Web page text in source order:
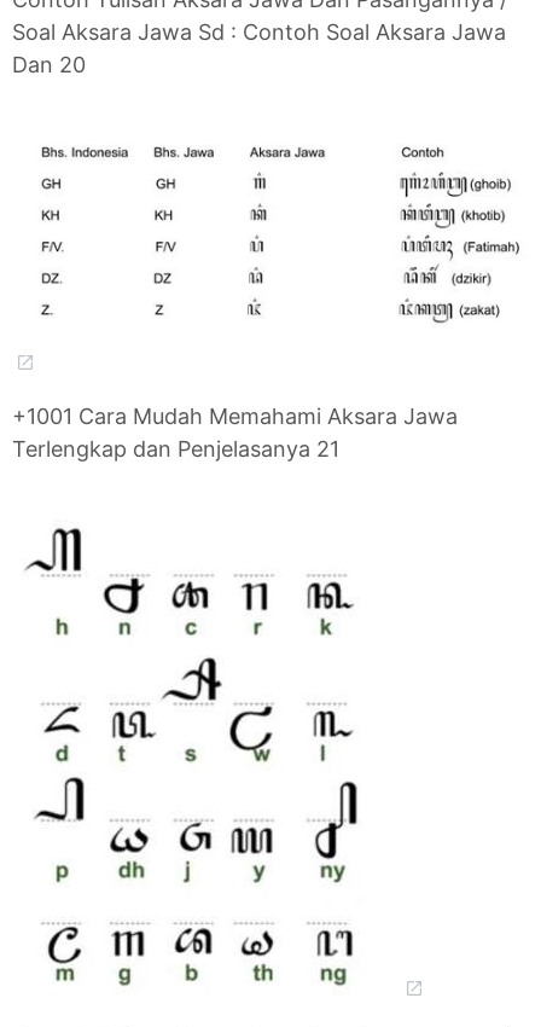
Soal Aksara Jawa Sd : Contoh Soal Aksara Jawa
Dan 20
+1001 Cara Mudah Memahami Aksara Jawa
Terlengkap dan Penjelasanya 21